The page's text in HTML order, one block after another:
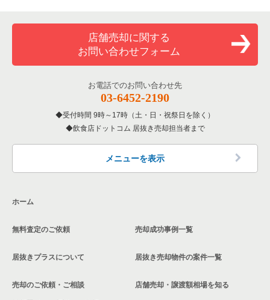
店舗売却に関する
お問い合わせフォーム
お電話でのお問い合わせ先
03-6452-2190
受付時間 9時～17時（土・日・祝祭日を除く）
飲食店ドットコム 居抜き売却担当者まで
メニューを表示
ホーム
無料査定のご依頼
居抜きプラスについて
売却のご依頼・ご相談
売却成功事例一覧
居抜き売却物件の案件一覧
店舗売却・譲渡額相場を知る